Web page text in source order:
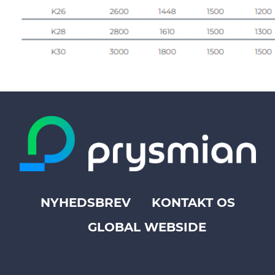
Footer
NYHEDSBREV
KONTAKT OS
GLOBAL WEBSIDE